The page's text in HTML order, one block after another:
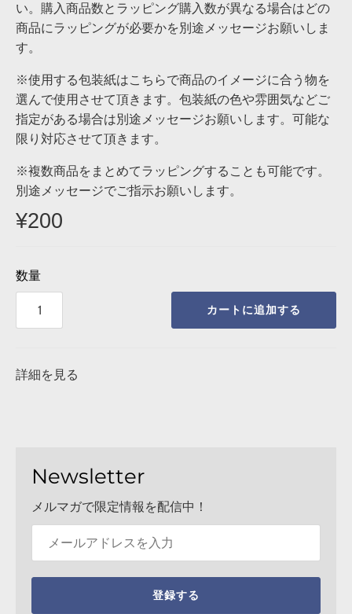
い。購入商品数とラッピング購入数が異なる場合はどの
商品にラッピングが必要かを別途メッセージお願いしま
す。
※使用する包装紙はこちらで商品のイメージに合う物を
選んで使用させて頂きます。包装紙の色や雰囲気などご
指定がある場合は別途メッセージお願いします。可能な
限り対応させて頂きます。
※複数商品をまとめてラッピングすることも可能です。
別途メッセージでご指示お願いします。
¥200
数量
カートに追加する
詳細を見る
Newsletter
メルマガで限定情報を配信中！
登録する